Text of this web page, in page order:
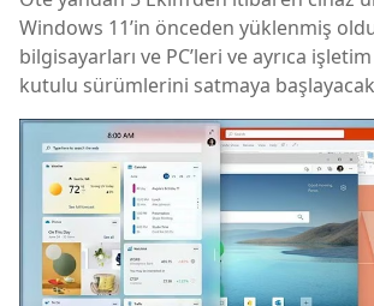
Windows 11’in önceden yüklenmiş
bilgisayarları ve PC’leri ve ayrıca
kutulu sürümlerini satmaya